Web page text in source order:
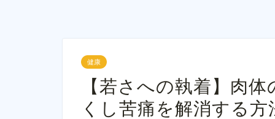
健康
【若さへの執着】肉
くし苦痛を解消する方